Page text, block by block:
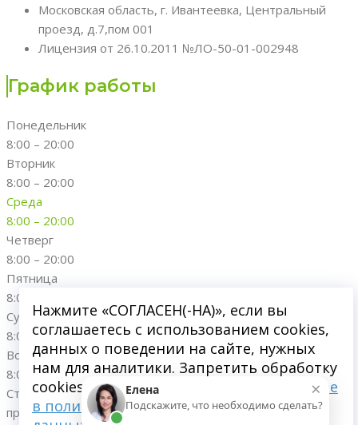
Московская область, г. Ивантеевка, Центральный
проезд, д.7,пом 001
Лицензия от 26.10.2011 №ЛО-50-01-002948
График работы
Понедельник
8:00 – 20:00
Вторник
8:00 – 20:00
Среда
8:00 – 20:00
Четверг
8:00 – 20:00
Пятница
8:00 – 20:00
Суббота
8:00 – 20:00
Воскресенье
8:00 – 20:00
Стоматологическая клиника "Династия"; 2016-
. Все
права защищены.
Нажмите «СОГЛАСЕН(-НА)», если вы
соглашаетесь с использованием cookies,
данных о поведении на сайте, нужных
нам для аналитики. Запретить обработку
cookies можете через браузер.
Подробнее
в политике обработки персональных
×
Елена
Подскажите, что необходимо сделать?